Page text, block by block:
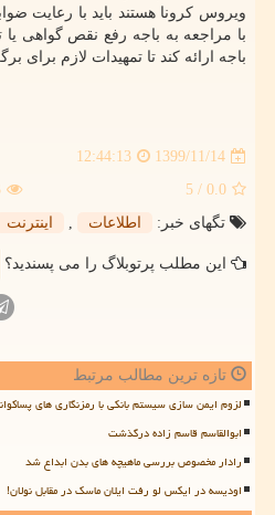
با مراجعه به باجه رفع نقص گواهی یا
باجه ارائه کند تا تمهیدات لازم برای
1399/11/14
12:44:13
0.0
/ 5
تگهای خبر:
اطلاعات , اینترنت
این مطلب پرتوبلاگ را می پسندید؟
تازه ترین مطالب مرتبط
لزوم ایمن سازی سیستم بانکی با رمزنگاری های
ابوالقاسم قاسم زاده درگذشت
رادار مخصوص بررسی ماهیچه های بدن ابداع شد
اودیسه در ایکس لو رفت ایلان ماسک در مقابل نولان!